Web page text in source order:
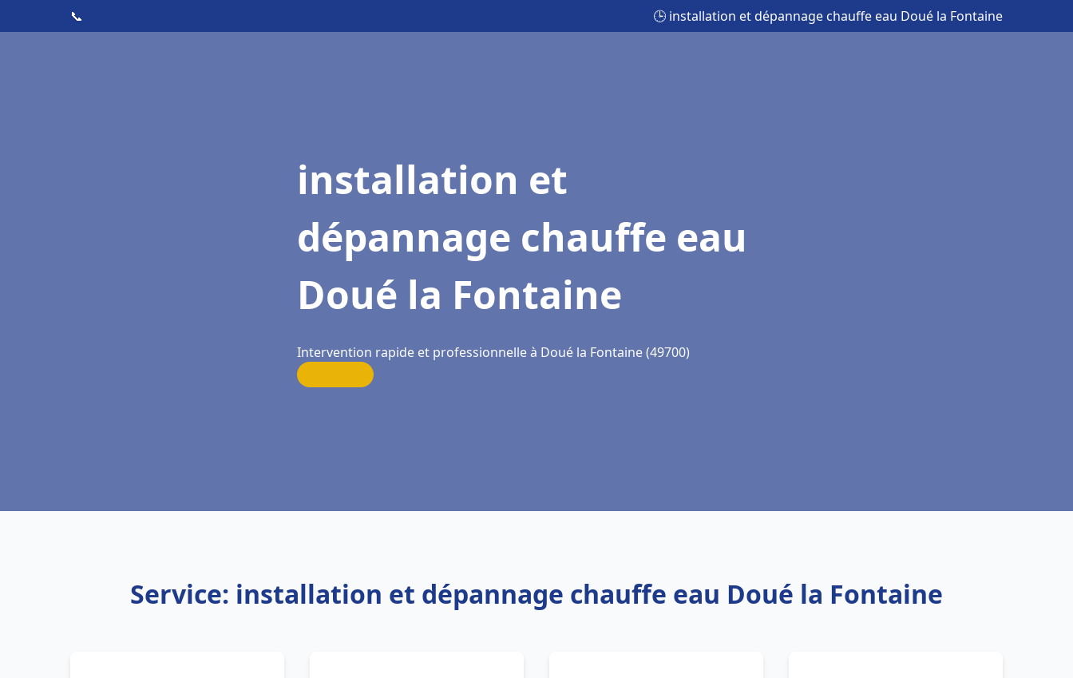
📞 🕒 installation et dépannage chauffe eau Doué la Fontaine
installation et
dépannage chauffe eau
Doué la Fontaine
Intervention rapide et professionnelle à Doué la Fontaine (49700)
Service: installation et dépannage chauffe eau Doué la Fontaine